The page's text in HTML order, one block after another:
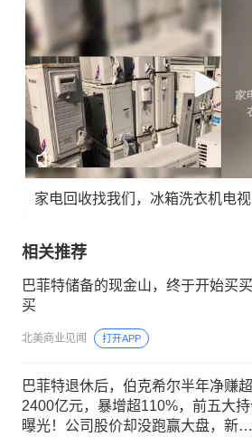
家电回收找我们，冰箱洗衣机电
相关推荐
巴菲特储备的现金山，终于开始买买
买
北美商业见闻 打开APP
巴菲特退休后，伯克希尔半年净赚超
2400亿元，暴增超110%，前五大
曝光！公司股价却没跑赢大盘，新